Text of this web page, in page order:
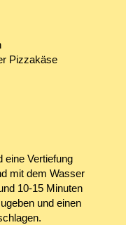
Pizzakäse
eine Vertiefung
mit dem Wasser
10-15 Minuten
und einen